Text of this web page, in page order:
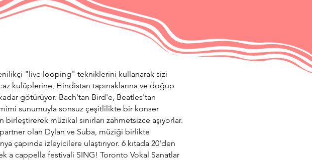
"live looping" tekniklerini kullanarak sizi
kulüplerine, Hindistan tapınaklarına ve doğup
götürüyor. Bach'tan Bird'e, Beatles'tan
sunumuyla sonsuz çeşitlilikte bir konser
müzikal sınırları zahmetsizce aşıyorlar.
olan Dylan ve Suba, müziği birlikte
çapında izleyicilere ulaştırıyor. 6 kıtada 20'den
a cappella festivali SING! Toronto Vokal Sanatlar